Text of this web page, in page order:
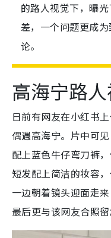
的路人视觉下，曝
差，一个问题更成
论。
高海宁路
日前有网友在小红书
偶遇高海宁。片中可
配上蓝色牛仔弯刀裤
短发配上简洁的妆容
一边朝着镜头迎面走
最后更与该网友合照留